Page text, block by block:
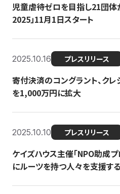
児童虐待ゼロを目指し21団体
2025」11月1日スタート
2025.10.16 プレスリリース
寄付決済のコングラント、ク
を1,000万円に拡大
2025.10.10 プレスリリース
ケイズハウス主催「NPO助成
にルーツを持つ人々を支援す